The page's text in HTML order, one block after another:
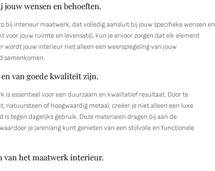
wensen en behoeften.
bij interieur maatwerk, dat volledig aansluit bij jouw specifieke wensen en
voor jouw ruimte en levensstijl, kun je ervoor zorgen dat elk element
jouw interieur niet alleen een weerspiegeling van jouw
samenkomen.
van goede kwaliteit zijn.
essentieel voor een duurzaam en kwalitatief resultaat. Door te
natuursteen of hoogwaardig metaal, creëer je niet alleen een luxe
tegen dagelijks gebruik. Deze materialen dragen bij aan de
je jarenlang kunt genieten van een stijlvolle en functionele
van het maatwerk interieur.